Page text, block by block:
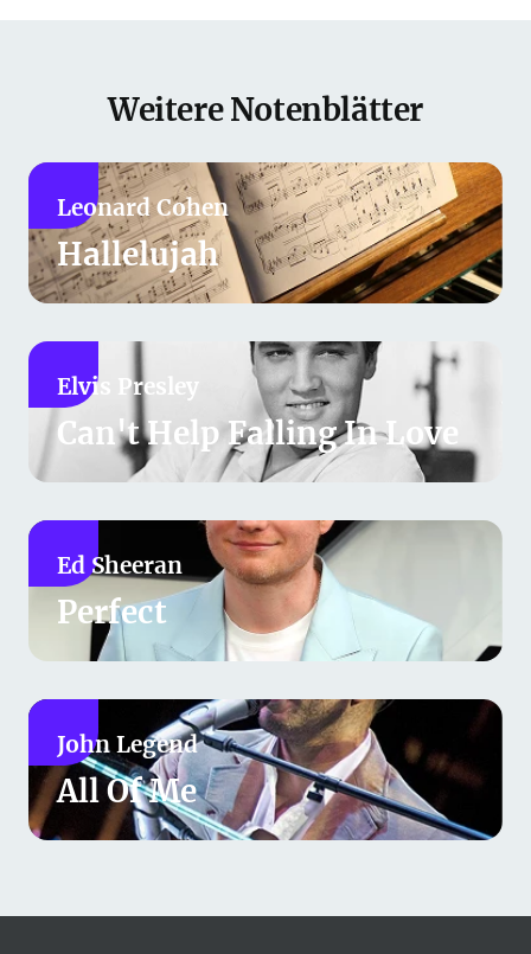
Weitere Notenblätter
Leonard Cohen
Hallelujah
Elvis Presley
Can't Help Falling In Love
Ed Sheeran
Perfect
John Legend
All Of Me